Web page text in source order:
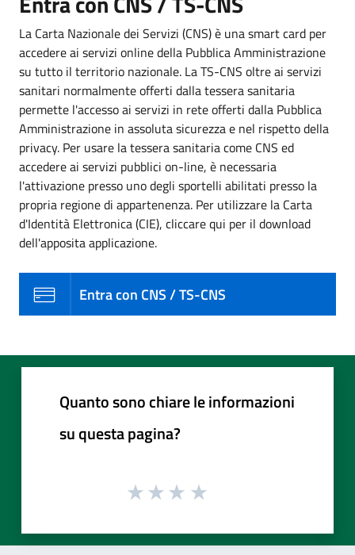
La Carta Nazionale dei Servizi (CNS) è una smart card per
accedere ai servizi online della Pubblica Amministrazione
su tutto il territorio nazionale. La TS-CNS oltre ai servizi
sanitari normalmente offerti dalla tessera sanitaria
permette l'accesso ai servizi in rete offerti dalla Pubblica
Amministrazione in assoluta sicurezza e nel rispetto della
privacy. Per usare la tessera sanitaria come CNS ed
accedere ai servizi pubblici on-line, è necessaria
l'attivazione presso uno degli sportelli abilitati presso la
propria regione di appartenenza. Per utilizzare la Carta
d'Identità Elettronica (CIE), cliccare qui per il download
dell'apposita applicazione.
Entra con CNS / TS-CNS
Quanto sono chiare le informazioni
su questa pagina?